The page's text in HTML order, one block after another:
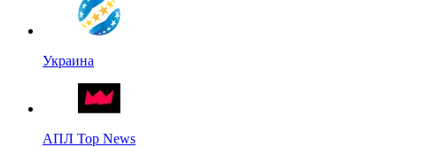
Украина
АПЛ Top News